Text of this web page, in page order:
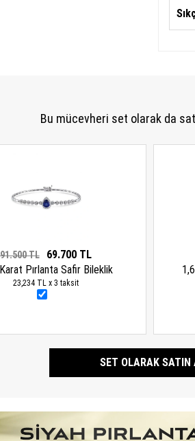
Bu mücevheri set olarak da
91.500 TL
69.700 TL
Pırlanta Safir Bileklik
23,234 TL x 3 taksit
SET OLARAK SATIN